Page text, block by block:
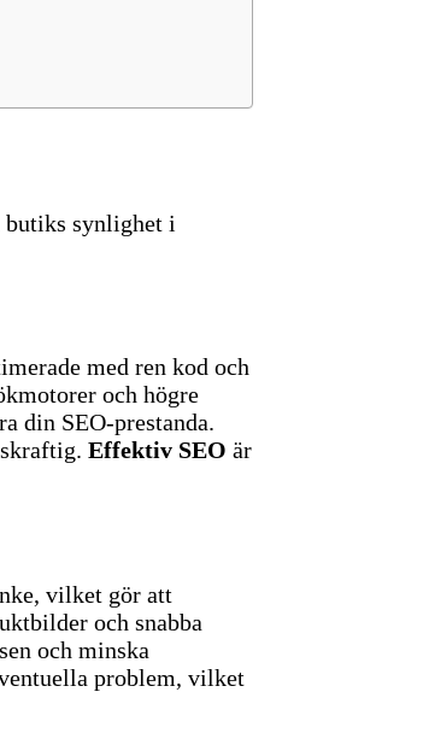
butiks synlighet i
med ren kod och
och högre
din SEO-prestanda.
Effektiv SEO är
vilket gör att
och snabba
och minska
problem, vilket